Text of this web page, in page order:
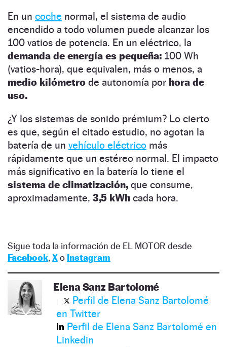
En un coche normal, el sistema de audio
encendido a todo volumen puede alcanzar los
100 vatios de potencia. En un eléctrico, la
demanda de energía es pequeña: 100 Wh
(vatios-hora), que equivalen, más o menos, a
medio kilómetro de autonomía por hora de
uso.
¿Y los sistemas de sonido prémium? Lo cierto
es que, según el citado estudio, no agotan la
batería de un vehículo eléctrico más
rápidamente que un estéreo normal. El impacto
más significativo en la batería lo tiene el
sistema de climatización, que consume,
aproximadamente, 3,5 kWh cada hora.
Sigue toda la información de EL MOTOR desde
Facebook, Xo Instagram
Elena Sanz Bartolomé
Perfil de Elena Sanz Bartolomé
en Twitter
Perfil de Elena Sanz Bartolomé en
Linkedin